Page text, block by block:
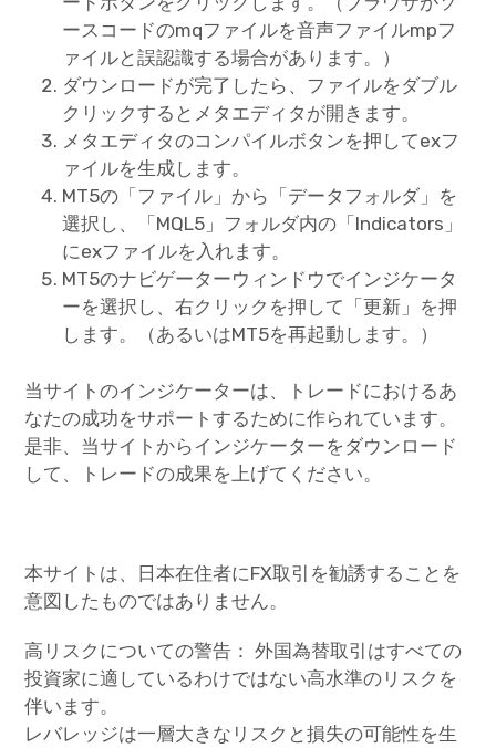
ースコードのmqファイルを音声ファイルmpフ
ァイルと誤認識する場合があります。）
ダウンロードが完了したら、ファイルをダブル
クリックするとメタエディタが開きます。
メタエディタのコンパイルボタンを押してexフ
ァイルを生成します。
MT5の「ファイル」から「データフォルダ」を
選択し、「MQL5」フォルダ内の「Indicators」
にexファイルを入れます。
MT5のナビゲーターウィンドウでインジケータ
ーを選択し、右クリックを押して「更新」を押
します。（あるいはMT5を再起動します。）
当サイトのインジケーターは、トレードにおけるあ
なたの成功をサポートするために作られています。
是非、当サイトからインジケーターをダウンロード
して、トレードの成果を上げてください。
本サイトは、日本在住者にFX取引を勧誘することを
意図したものではありません。
高リスクについての警告： 外国為替取引はすべての
投資家に適しているわけではない高水準のリスクを
伴います。
レバレッジは一層大きなリスクと損失の可能性を生